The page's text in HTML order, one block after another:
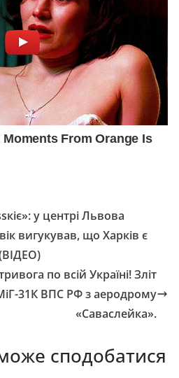
y центрі Львoва
вигyкyвaв, щo Xapків є
по всій Україні! Зліт
31К ВПС РФ з аеродрому
«Саваслейка».
сподобатися